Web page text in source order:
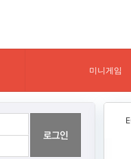
미니게임